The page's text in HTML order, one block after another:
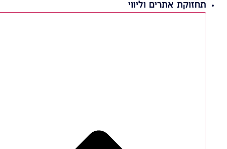
תחזוקת אתרים וליווי